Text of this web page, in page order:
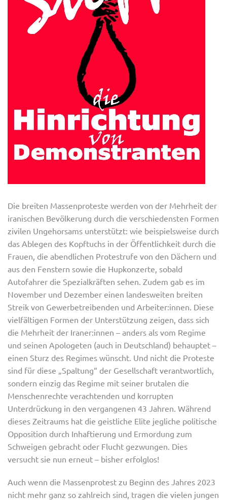
Die breiten Massenproteste werden von der Mehrheit der
iranischen Bevölkerung durch die verschiedensten Formen
zivilen Ungehorsams unterstützt: wie beispielsweise durch
das Ablegen des Kopftuchs in der Öffentlichkeit durch die
Frauen, die abendlichen Protestrufe von den Dächern und
aus den Fenstern sowie die Hupkonzerte, sobald
Autofahrer die Spezialkräften sehen. Zudem gab es im
November und Dezember einen landesweiten breiten
Streik von Gewerbetreibenden und Arbeiter:innen. Diese
vielfältigen Formen der Unterstützung zeigen, dass sich
die Mehrheit der Iraner:innen – anders als vom Regime
und seinen Apologeten (auch in Deutschland) behauptet –
einen Sturz des Regimes wünscht. Und nicht die Proteste
sind für diese „Spaltung“ der Gesellschaft verantwortlich,
sondern einzig das Regime mit seiner brutalen die
Menschenrechte verachtenden und korrupten
Unterdrückung in den vergangenen 43 Jahren. Während
dieses Zeitraums hat die geistliche Elite jegliche politische
Opposition durch Inhaftierung und Ermordung zum
Schweigen gebracht oder Flucht gezwungen. Dies
versucht sie nun erneut – bisher erfolglos!
Auch wenn die Massenprotest zu Beginn des Jahres 2023
nicht mehr ganz so zahlreich sind, tragen die vielen jungen